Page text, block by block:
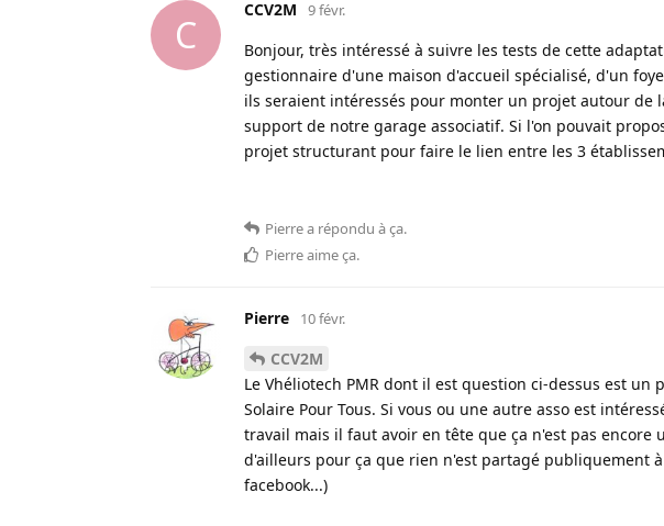
C
CCV2M 9 févr.
Bonjour, très intéressé à suivre les tests de cette
gestionnaire d'une maison d'accueil spécialisé, d'un
ils seraient intéressés pour monter un projet autour de
support de notre garage associatif. Si l'on pouvait
projet structurant pour faire le lien entre les 3
Pierrea répondu à ça.
Pierreaime ça.
Pierre 10 févr.
CCV2M
Le Vhéliotech PMR dont il est question ci-dessus est
Solaire Pour Tous. Si vous ou une autre asso est
travail mais il faut avoir en tête que ça n'est pas
d'ailleurs pour ça que rien n'est partagé publiquement
facebook...)